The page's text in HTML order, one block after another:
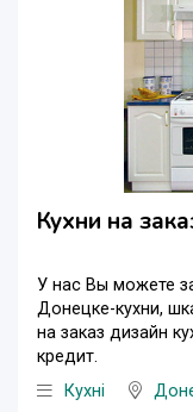
Кухни на
У нас Вы можете
Донецке-кухни,
на заказ дизайн
кредит.
Кухні